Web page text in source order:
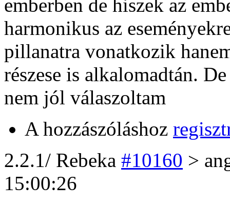
emberben de hiszek az
harmonikus az
pillanatra vonatkozik
részese is alkalomadtán.
nem jól válaszoltam
A hozzászóláshoz
2.2.1/ Rebeka #10160 >
15:00:26